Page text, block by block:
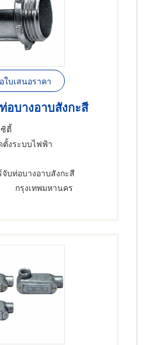
ใบเสนอราคา
อบางอาบสังกะสี
ตี้
งระบบไฟฟ้า
จับท่อบางอาบสังกะสี
กรุงเทพมหานคร